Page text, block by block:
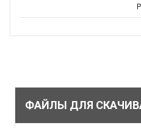
ФАЙЛЫ ДЛЯ